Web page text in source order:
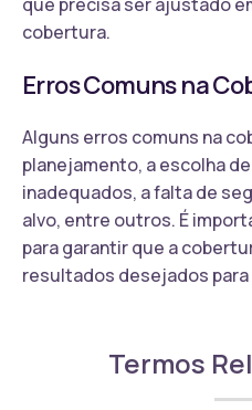
cobertura.
Erros Comuns na
Alguns erros comuns na
planejamento, a escolha
inadequados, a falta de
alvo, entre outros. É
para garantir que a
resultados desejados para
Termos